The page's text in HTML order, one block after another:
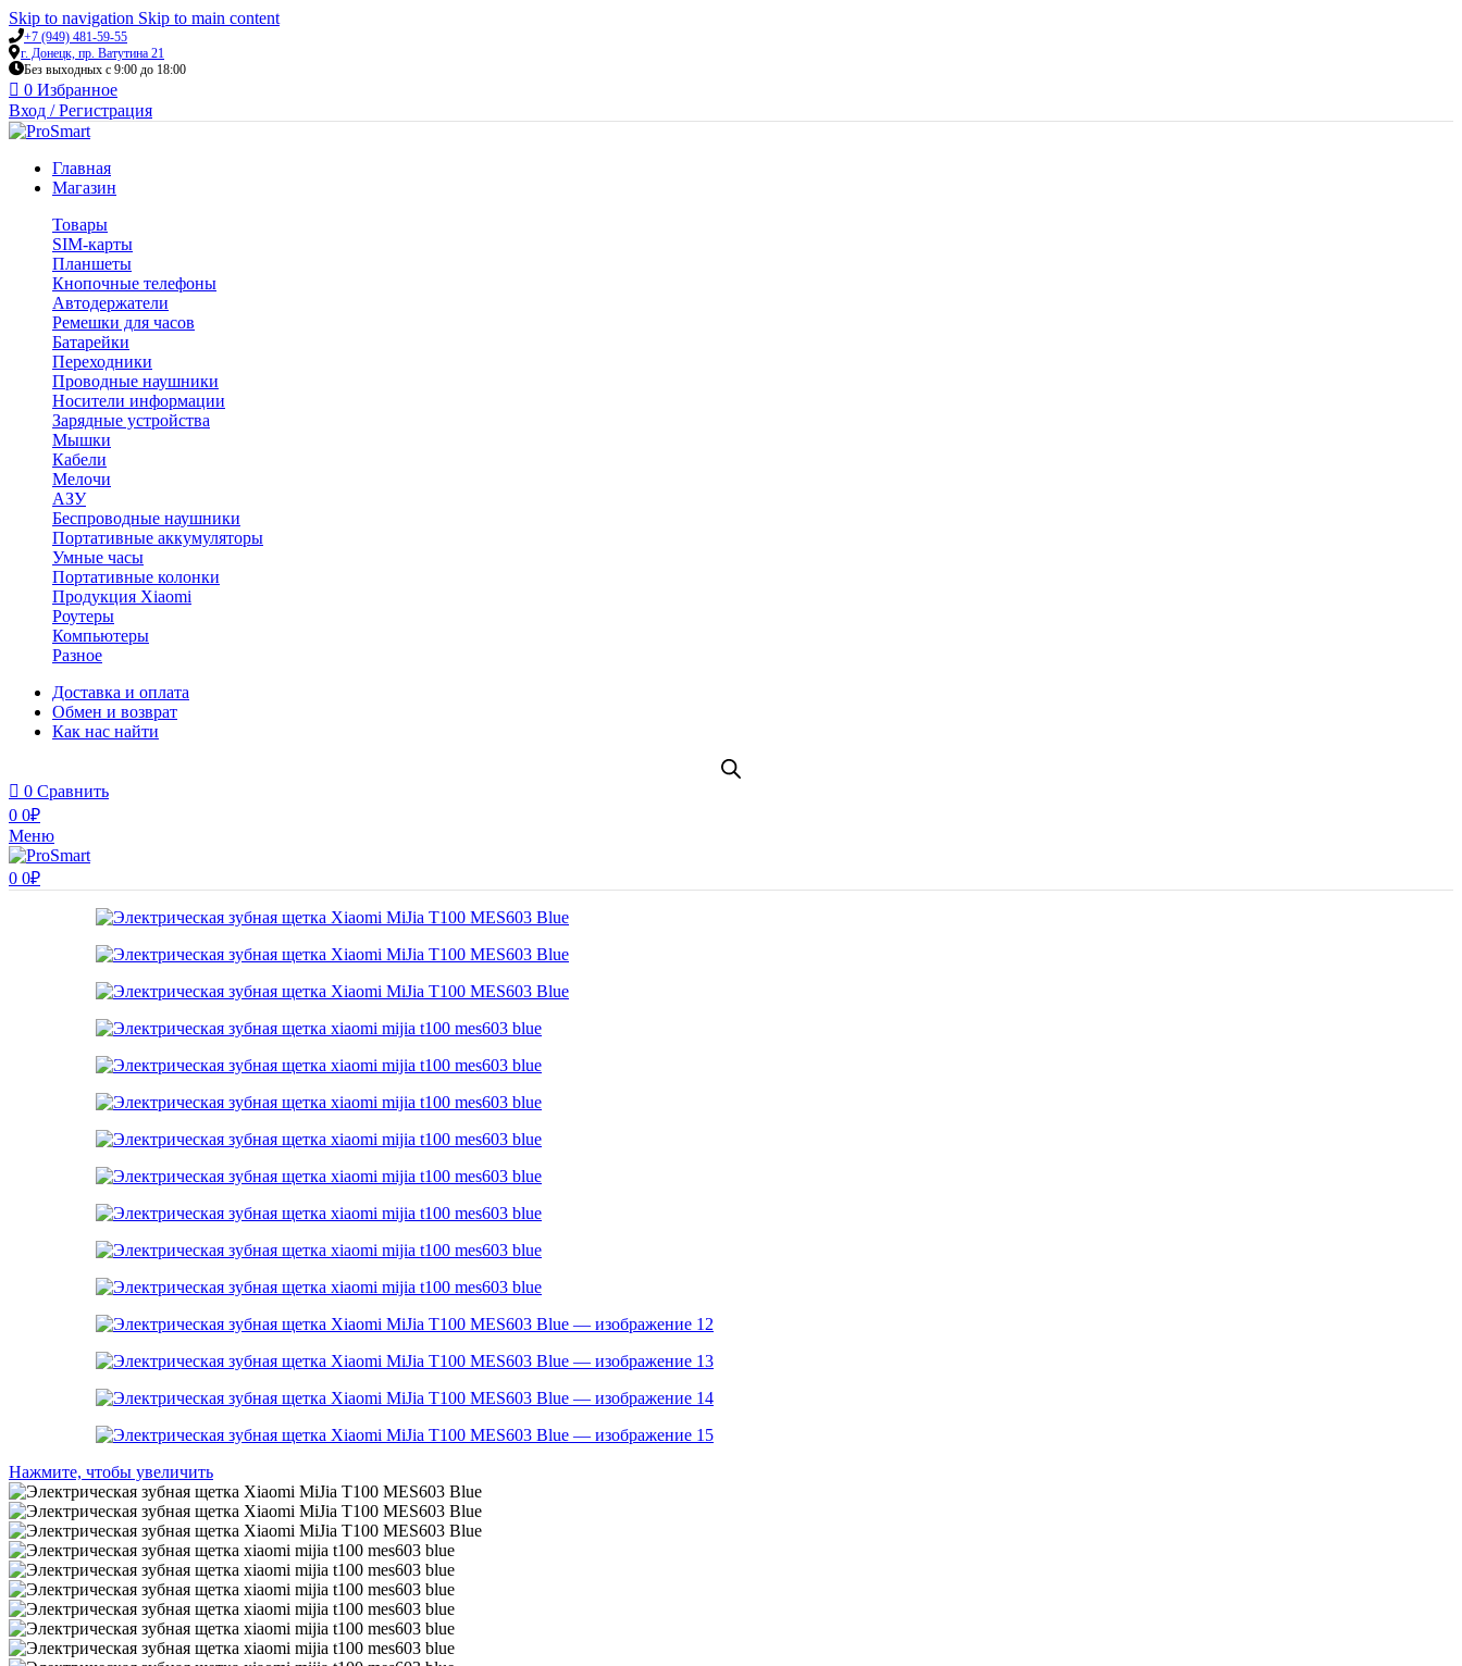
Skip to navigation Skip to main content
+7 (949) 481-59-55
г. Донецк, пр. Ватутина 21
Без выходных с 9:00 до 18:00
0 Избранное
Вход / Регистрация
Главная
Магазин
Товары
SIM-карты
Планшеты
Кнопочные телефоны
Автодержатели
Ремешки для часов
Батарейки
Переходники
Проводные наушники
Носители информации
Зарядные устройства
Мышки
Кабели
Мелочи
АЗУ
Беспроводные наушники
Портативные аккумуляторы
Умные часы
Портативные колонки
Продукция Xiaomi
Роутеры
Компьютеры
Разное
Доставка и оплата
Обмен и возврат
Как нас найти
0 Сравнить
0 0₽
Меню
0 0₽
Нажмите, чтобы увеличить